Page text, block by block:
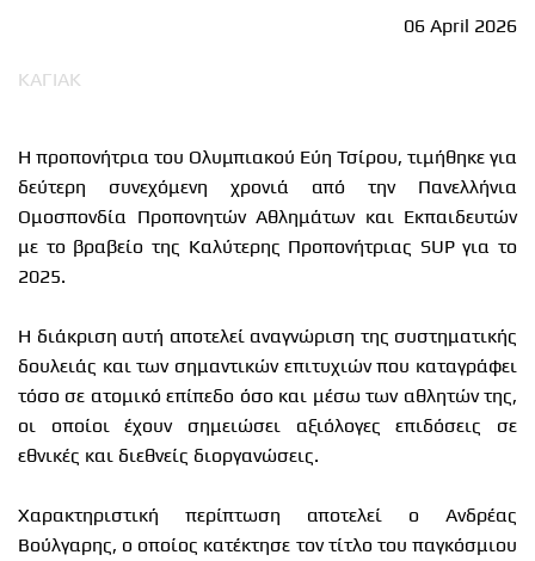
06 April 2026
ΚΑΓΙΑΚ
Η προπονήτρια του Ολυμπιακού Εύη Τσίρου, τιμήθηκε για
δεύτερη συνεχόμενη χρονιά από την Πανελλήνια
Ομοσπονδία Προπονητών Αθλημάτων και Εκπαιδευτών
με το βραβείο της Καλύτερης Προπονήτριας SUP για το
2025.
Η διάκριση αυτή αποτελεί αναγνώριση της συστηματικής
δουλειάς και των σημαντικών επιτυχιών που καταγράφει
τόσο σε ατομικό επίπεδο όσο και μέσω των αθλητών της,
οι οποίοι έχουν σημειώσει αξιόλογες επιδόσεις σε
εθνικές και διεθνείς διοργανώσεις.
Χαρακτηριστική περίπτωση αποτελεί ο Ανδρέας
Βούλγαρης, ο οποίος κατέκτησε τον τίτλο του παγκόσμιου